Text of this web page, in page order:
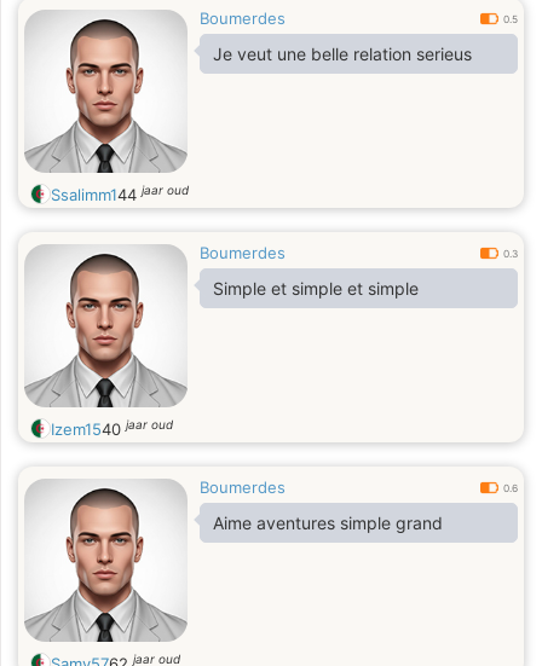
Boumerdes 0.5
Je veut une belle relation serieus
Ssalimm144jaar oud
Boumerdes 0.3
Simple et simple et simple
Izem1540jaar oud
Boumerdes 0.6
Aime aventures simple grand
jaar oud